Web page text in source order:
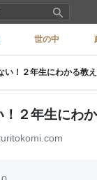
世の中
い！２年生にわかる教
２年生にわ